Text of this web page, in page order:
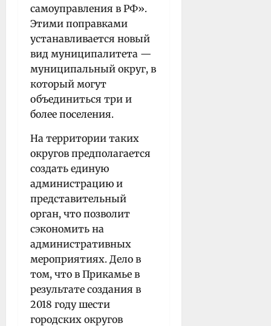
самоуправления в РФ».
Этими поправками
устанавливается новый
вид муниципалитета —
муниципальный округ, в
который могут
объединиться три и
более поселения.
На территории таких
округов предполагается
создать единую
администрацию и
представительный
орган, что позволит
сэкономить на
административных
мероприятиях. Дело в
том, что в Прикамье в
результате создания в
2018 году шести
городских округов